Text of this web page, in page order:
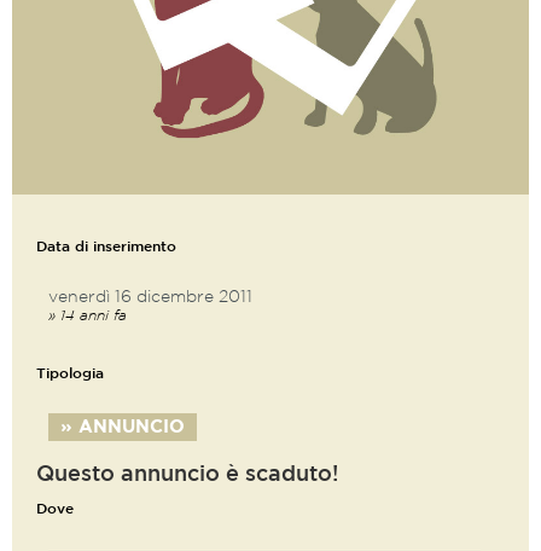
Data di inserimento
venerdì 16 dicembre 2011
» 14 anni fa
Tipologia
» ANNUNCIO
Questo annuncio è scaduto!
Dove